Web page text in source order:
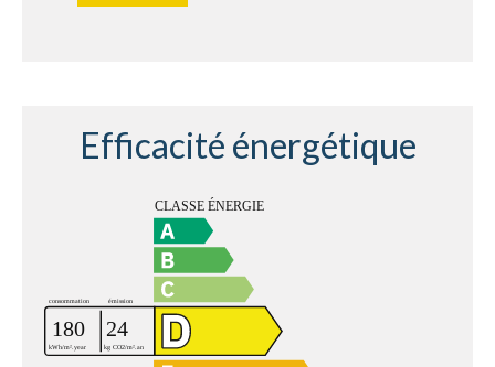
Efficacité énergétique